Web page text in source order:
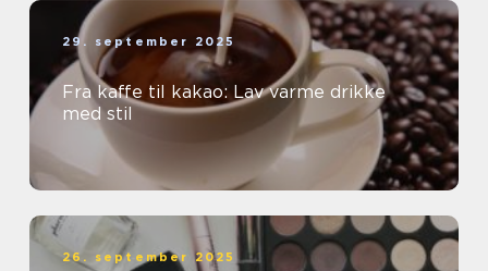
29. september 2025
Fra kaffe til kakao: Lav varme drikke
med stil
26. september 2025